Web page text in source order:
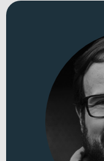
sorgen!